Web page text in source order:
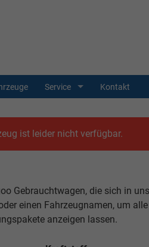
Service Kontakt
ist leider nicht verfügbar.
Gebrauchtwagen, die sich in
einen Fahrzeugnamen, um
anzeigen lassen.